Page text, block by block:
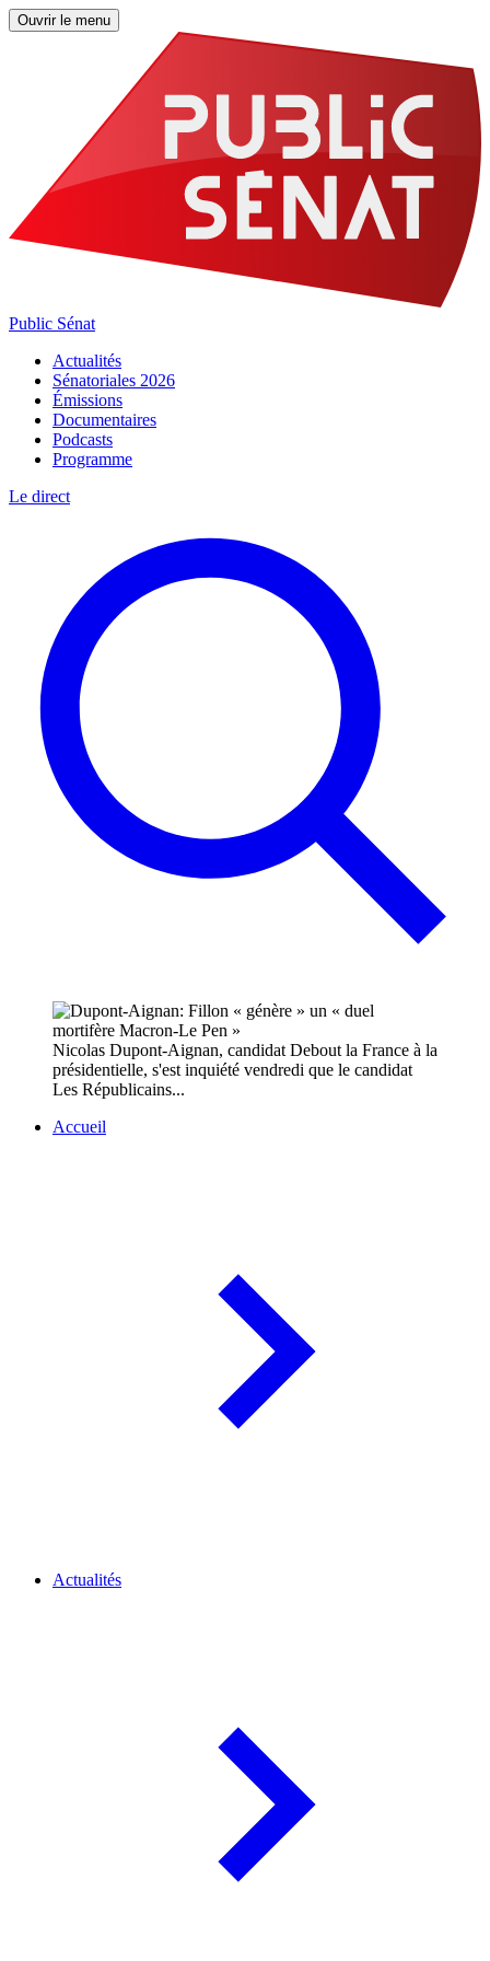
Ouvrir le menu
Public Sénat
Actualités
Sénatoriales 2026
Émissions
Documentaires
Podcasts
Programme
Le direct
Nicolas Dupont-Aignan, candidat Debout la France à la
présidentielle, s'est inquiété vendredi que le candidat
Les Républicains...
Accueil
Actualités